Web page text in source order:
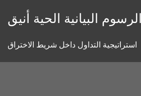
الرسوم البيانية الحية أنيق
استراتيجية التداول داخل شريط الاختراق